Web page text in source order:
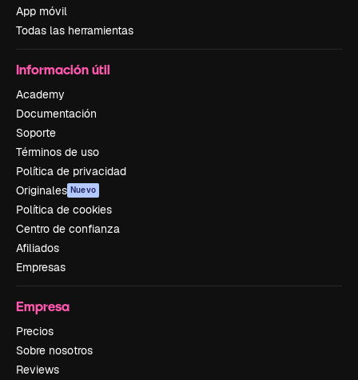
App móvil
Todas las herramientas
Información útil
Academy
Documentación
Soporte
Términos de uso
Política de privacidad
Originales Nuevo
Política de cookies
Centro de confianza
Afiliados
Empresas
Empresa
Precios
Sobre nosotros
Reviews